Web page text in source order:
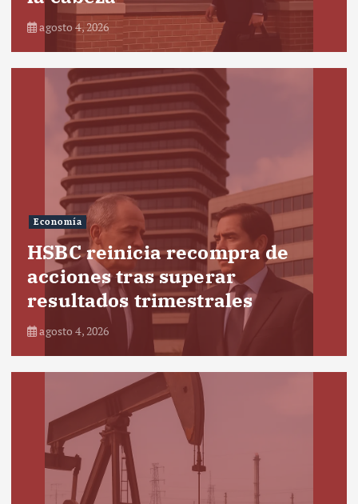
agosto 4, 2026
Economía
HSBC reinicia recompra de
acciones tras superar
resultados trimestrales
agosto 4, 2026